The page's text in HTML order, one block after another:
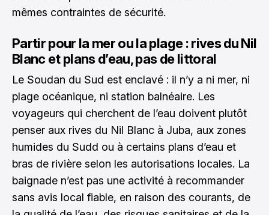
mêmes contraintes de sécurité.
Partir pour la mer ou la plage : rives du Nil
Blanc et plans d’eau, pas de littoral
Le Soudan du Sud est enclavé : il n’y a ni mer, ni
plage océanique, ni station balnéaire. Les
voyageurs qui cherchent de l’eau doivent plutôt
penser aux rives du Nil Blanc à Juba, aux zones
humides du Sudd ou à certains plans d’eau et
bras de rivière selon les autorisations locales. La
baignade n’est pas une activité à recommander
sans avis local fiable, en raison des courants, de